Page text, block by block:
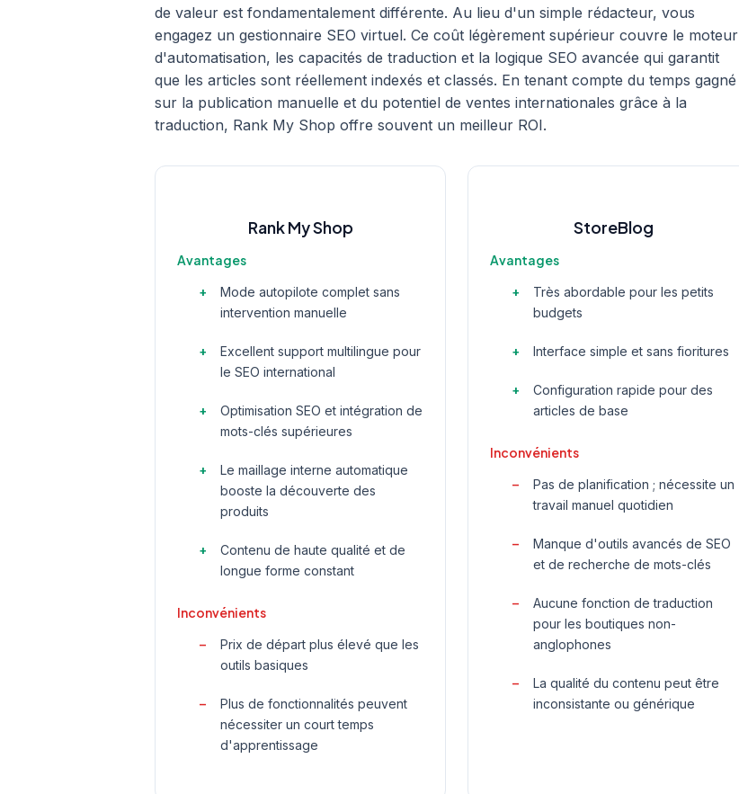
de valeur est fondamentalement différente. Au lieu d'un simple rédacteur, vous
engagez un gestionnaire SEO virtuel. Ce coût légèrement supérieur couvre le moteur
d'automatisation, les capacités de traduction et la logique SEO avancée qui garantit
que les articles sont réellement indexés et classés. En tenant compte du temps gagné
sur la publication manuelle et du potentiel de ventes internationales grâce à la
traduction, Rank My Shop offre souvent un meilleur ROI.
Rank My Shop
Avantages
Mode autopilote complet sans
intervention manuelle
Excellent support multilingue pour
le SEO international
Optimisation SEO et intégration de
mots-clés supérieures
Le maillage interne automatique
booste la découverte des
produits
Contenu de haute qualité et de
longue forme constant
Inconvénients
Prix de départ plus élevé que les
outils basiques
Plus de fonctionnalités peuvent
nécessiter un court temps
d'apprentissage
StoreBlog
Avantages
Très abordable pour les petits
budgets
Interface simple et sans fioritures
Configuration rapide pour des
articles de base
Inconvénients
Pas de planification ; nécessite un
travail manuel quotidien
Manque d'outils avancés de SEO
et de recherche de mots-clés
Aucune fonction de traduction
pour les boutiques non-
anglophones
La qualité du contenu peut être
inconsistante ou générique